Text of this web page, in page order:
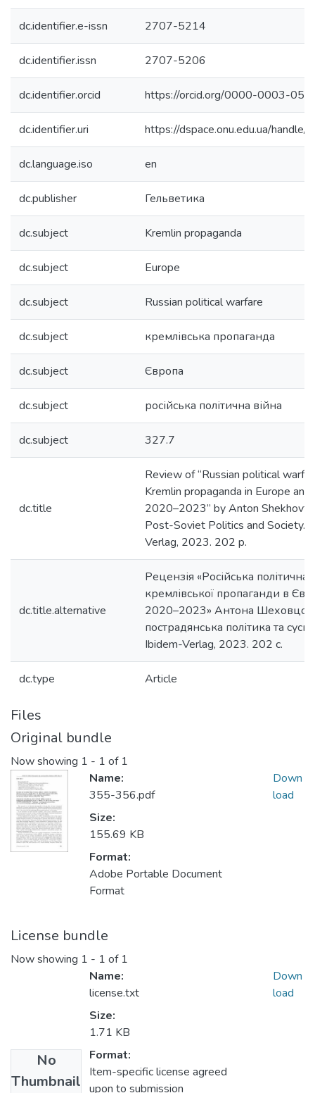
dc.identifier.e-issn 2707-5214
dc.identifier.issn 2707-5206
dc.identifier.orcid https://orcid.org/0000-0003-
dc.identifier.uri https://dspace.onu.edu.ua/
dc.language.iso en
dc.publisher Гельветика
dc.subject Kremlin propaganda
dc.subject Europe
dc.subject Russian political warfare
dc.subject кремлівська пропаганда
dc.subject Європа
dc.subject російська політична війна
dc.subject 327.7
dc.title
Review of “Russian political
Kremlin propaganda in Europe
2020–2023” by Anton
Post-Soviet Politics and Society.
Verlag, 2023. 202 p.
dc.title.alternative
Рецензія «Російська
кремлівської пропаганди в
2020–2023» Антона
пострадянська політика та
Іbidem-Verlag, 2023. 202 с.
dc.type Article
Files
Original bundle
Now showing 1 - 1 of 1
Name:
355-356.pdf
Size:
155.69 KB
Format:
Adobe Portable Document
Format
Down
load
License bundle
Now showing 1 - 1 of 1
No
Thumbnail
Name:
license.txt
Size:
1.71 KB
Format:
Item-specific license agreed
upon to submission
Down
load